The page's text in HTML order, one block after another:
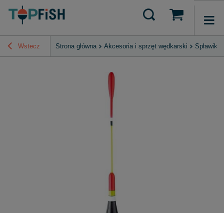
Wstecz Strona główna Akcesoria i sprzęt wędkarski Spławiki